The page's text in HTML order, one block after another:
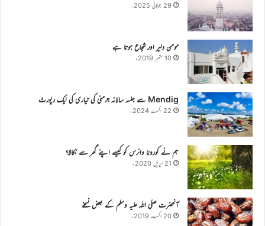
29 جولائی 2025ء
مومن دلیر اور شجاع ہوتا ہے
10 ستمبر 2019ء
Mendig سے جلسہ سالانہ جرمنی کی تیاری کی ایک رپورٹ
22 اگست 2024ء
ہم نے کورونا وائرس کو کیسے اپنے گھر سے نکالا؟
21 اپریل 2020ء
آنحضرت صلی اللہ علیہ وسلم کے بعض نسخے
20 اگست 2019ء